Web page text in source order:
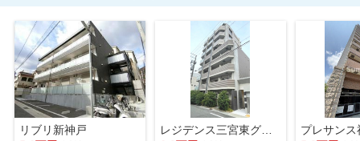
リブリ新神戸
レジデンス三宮東グルーブ